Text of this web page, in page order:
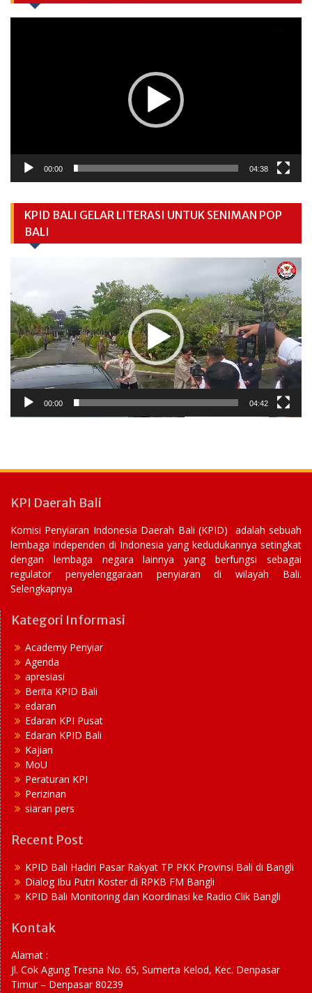
00:00 04:38
KPID BALI GELAR LITERASI UNTUK SENIMAN POP
BALI
00:00 04:42
KPI Daerah Bali
Komisi Penyiaran Indonesia Daerah Bali (KPID) adalah sebuah
lembaga independen di Indonesia yang kedudukannya setingkat
dengan lembaga negara lainnya yang berfungsi sebagai
regulator penyelenggaraan penyiaran di wilayah Bali.
Selengkapnya
Kategori Informasi
Academy Penyiar
Agenda
apresiasi
Berita KPID Bali
edaran
Edaran KPI Pusat
Edaran KPID Bali
Kajian
MoU
Peraturan KPI
Perizinan
siaran pers
Recent Post
KPID Bali Hadiri Pasar Rakyat TP PKK Provinsi Bali di Bangli
Dialog Ibu Putri Koster di RPKB FM Bangli
KPID Bali Monitoring dan Koordinasi ke Radio Clik Bangli
Kontak
Alamat :
Jl. Cok Agung Tresna No. 65, Sumerta Kelod, Kec. Denpasar
Timur – Denpasar 80239